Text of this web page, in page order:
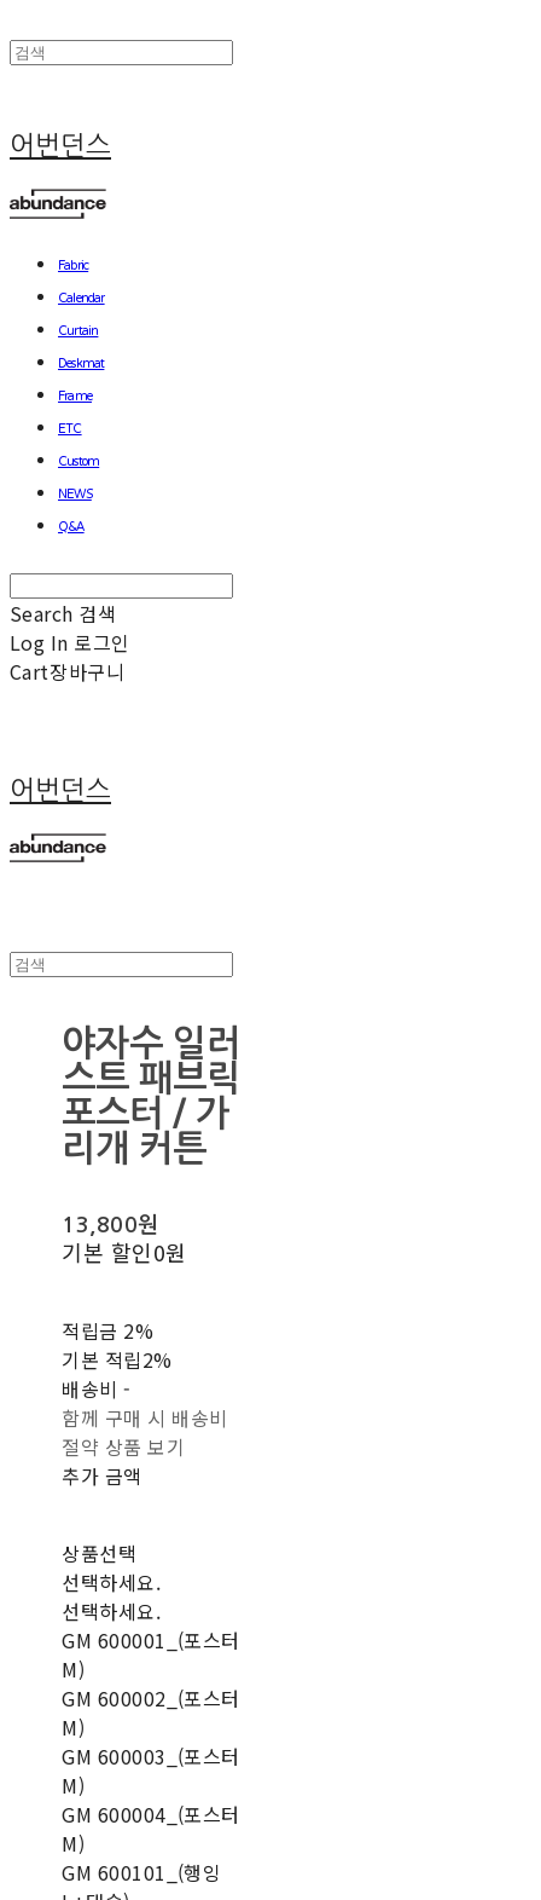
어번던스
Fabric
Calendar
Curtain
Deskmat
Frame
ETC
Custom
NEWS
Q&A
Search 검색
Log In 로그인
Cart장바구니
어번던스
야자수 일러
스트 패브릭
포스터 / 가
리개 커튼
13,800원
기본 할인0원
적립금 2%
기본 적립2%
배송비-
함께 구매 시 배송비
절약 상품 보기
추가 금액
상품선택
선택하세요.
선택하세요.
GM 600001_(포스터
M)
GM 600002_(포스터
M)
GM 600003_(포스터
M)
GM 600004_(포스터
M)
GM 600101_(행잉